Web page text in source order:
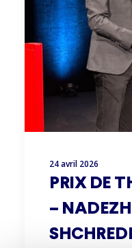
24 avril 2026
PRIX DE
–